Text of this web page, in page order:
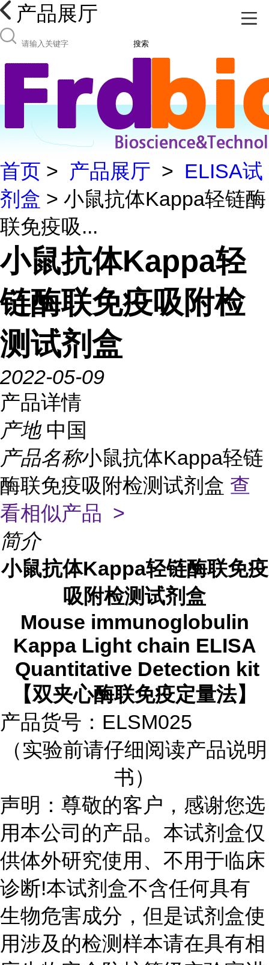
产品展厅
搜索
首页 > 产品展厅 > ELISA试
剂盒 > 小鼠抗体Kappa轻链酶
联免疫吸...
小鼠抗体Kappa轻
链酶联免疫吸附检
测试剂盒
2022-05-09
产品详情
产地 中国
产品名称小鼠抗体Kappa轻链
酶联免疫吸附检测试剂盒 查
看相似产品 >
简介
小鼠抗体Kappa轻链酶联免疫
吸附检测试剂盒
Mouse immunoglobulin
Kappa Light chain ELISA
Quantitative Detection kit
【双夹心酶联免疫定量法】
产品货号： ELSM025
（实验前请仔细阅读产品说明
书）
声明：尊敬的客户，感谢您选
用本公司的产品。本试剂盒仅
供体外研究使用、不用于临床
诊断!本试剂盒不含任何具有
生物危害成分，但是试剂盒使
用涉及的检测样本请在具有相